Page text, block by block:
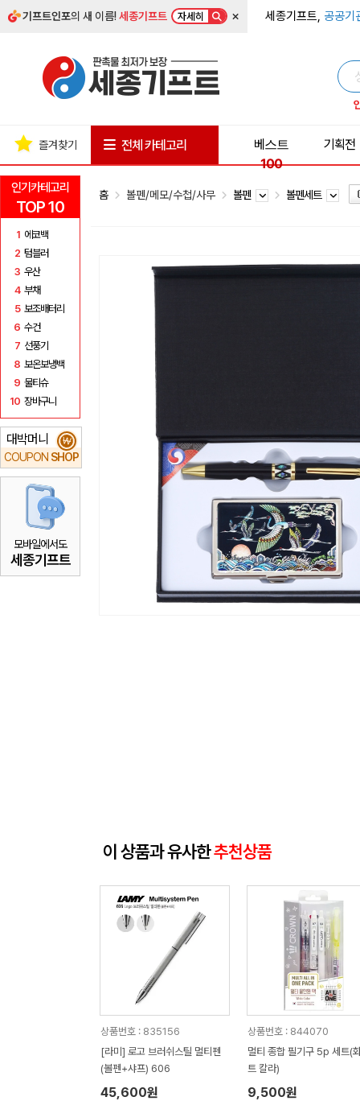
기프트인포의 새 이름!세종기프트 자세히 × 세종기프트, 공공기
인기카테고리
TOP 10
1 에코백
2 텀블러
3 우산
4 부채
5 보조배터리
6 수건
7 선풍기
8 보온보냉백
9 물티슈
10 장바구니
대박머니
COUPON SHOP
₩
모바일에서도
세종기프트
즐겨찾기 전체 카테고리
베스트
100
기획전
홈 볼펜/메모/수첩/사무 볼펜 볼펜세트
이 상품과 유사한추천상품
상품번호 : 835156
[라미] 로고 브러쉬스틸 멀티펜
(볼펜+샤프) 606
45,600원
상품번호 : 844070
멀티 종합 필기구 5p 세트(
트 칼라)
9,500원